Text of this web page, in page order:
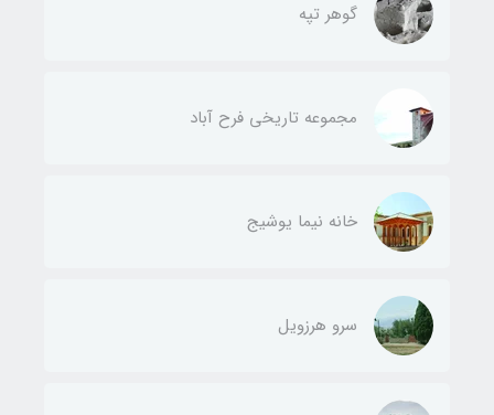
گوهر تپه
مجموعه تاریخی فرح آباد
خانه نیما یوشیج
سرو هرزویل